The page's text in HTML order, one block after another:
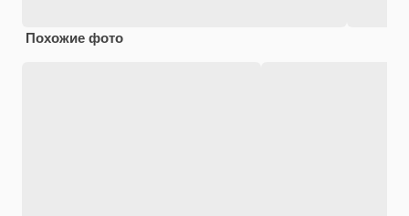
Похожие фото